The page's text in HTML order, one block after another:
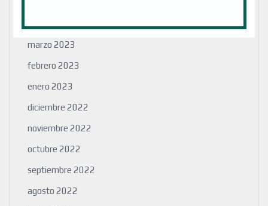
marzo 2023
febrero 2023
enero 2023
diciembre 2022
noviembre 2022
octubre 2022
septiembre 2022
agosto 2022